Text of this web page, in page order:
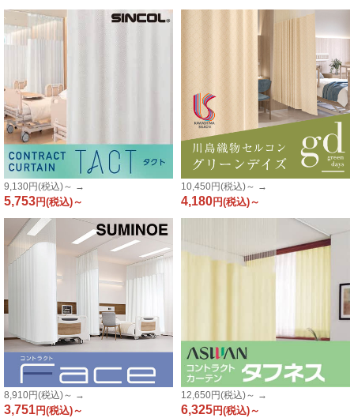
9,130円(税込)～ →
5,753円(税込)～
10,450円(税込)～ →
4,180円(税込)～
8,910円(税込)～ →
3,751円(税込)～
12,650円(税込)～ →
6,325円(税込)～